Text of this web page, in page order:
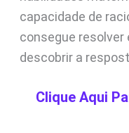
capacidade de
consegue resolver
descobrir a
Clique Aqui